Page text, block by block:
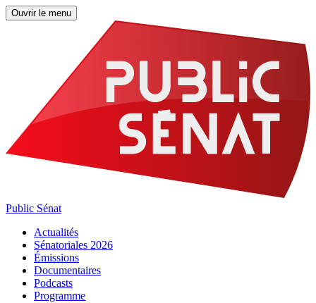
Ouvrir le menu
Public Sénat
Actualités
Sénatoriales 2026
Émissions
Documentaires
Podcasts
Programme